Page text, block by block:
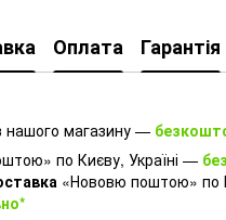
Оплата Гарантія
нашого магазину —
по Києву, Україні —
«Нововю поштою» по